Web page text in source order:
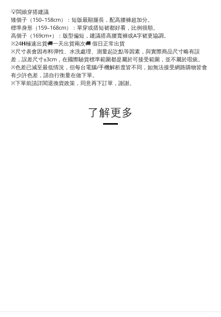
💡闆娘穿搭建議
矮個子（150–158cm）：短版最顯腿長，配高腰褲超加分。
標準身形（159–168cm）：單穿或搭短裙都好看，比例很順。
高個子（169cm+）：版型偏短，建議搭高腰寬褲或A字裙更協調。
※24𝗛極速出貨🚚一天出貨兩次🚚 假日正常出貨
※尺寸表會因布料彈性、水洗處理、測量起訖點等因素，與實際商品尺寸略有誤
差，誤差尺寸±3cm，在國際驗貨標準範圍都是屬於可接受範圍，並不屬於瑕疵。
※色差已減至最低情況，但每台電腦/手機解析度皆不同，如無法接受網路購物皆會
有少許色差，請自行衡量在做下單。
※下單前請詳閱退換貨政策，同意再下訂單，謝謝。
了解更多